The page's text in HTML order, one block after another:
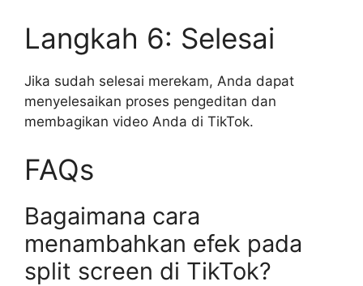
Langkah 6: Selesai
Jika sudah selesai merekam, Anda dapat
menyelesaikan proses pengeditan dan
membagikan video Anda di TikTok.
FAQs
Bagaimana cara
menambahkan efek pada
split screen di TikTok?